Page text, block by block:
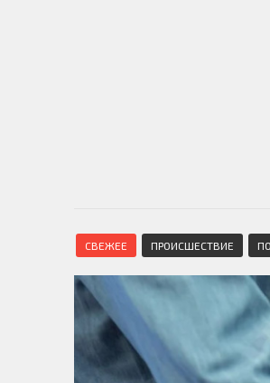
СВЕЖЕЕ ПРОИСШЕСТВИЕ